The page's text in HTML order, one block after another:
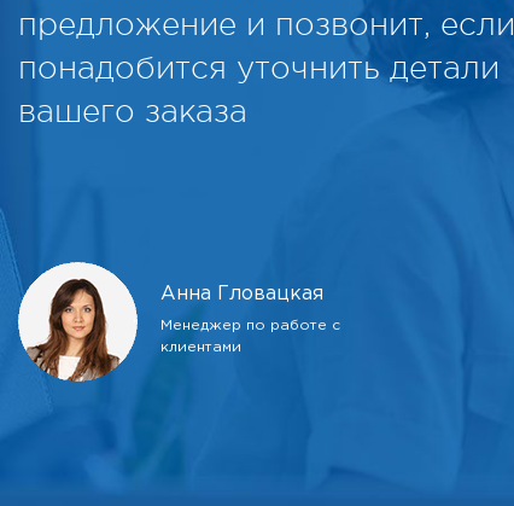
предложение и позвонит, если
понадобится уточнить детали
вашего заказа
Анна Гловацкая
Менеджер по работе с
клиентами